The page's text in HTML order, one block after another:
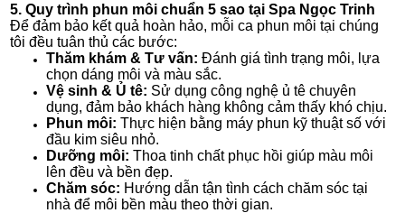
5. Quy trình phun môi chuẩn 5 sao tại Spa Ngọc Trinh
Để đảm bảo kết quả hoàn hảo, mỗi ca phun môi tại chúng
tôi đều tuân thủ các bước:
Thăm khám & Tư vấn: Đánh giá tình trạng môi, lựa
chọn dáng môi và màu sắc.
Vệ sinh & Ủ tê: Sử dụng công nghệ ủ tê chuyên
dụng, đảm bảo khách hàng không cảm thấy khó chịu.
Phun môi: Thực hiện bằng máy phun kỹ thuật số với
đầu kim siêu nhỏ.
Dưỡng môi: Thoa tinh chất phục hồi giúp màu môi
lên đều và bền đẹp.
Chăm sóc: Hướng dẫn tận tình cách chăm sóc tại
nhà để môi bền màu theo thời gian.